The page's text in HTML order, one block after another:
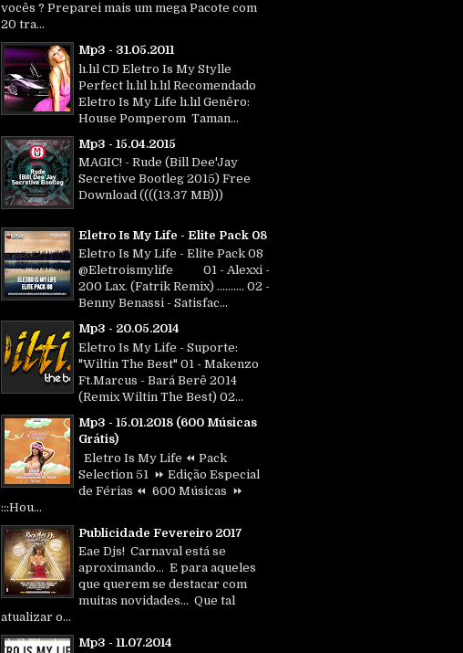
vocês ? Preparei mais um mega Pacote com
20 tra...
Mp3 - 31.05.2011
lı.lıl CD Eletro Is My Stylle
Perfect lı.lıl lı.lıl Recomendado
Eletro Is My Life lı.lıl Genêro:
House Pomperom Taman...
Mp3 - 15.04.2015
MAGIC! - Rude (Bill Dee'Jay
Secretive Bootleg 2015) Free
Download ((((13.37 MB)))
Eletro Is My Life - Elite Pack 08
Eletro Is My Life - Elite Pack 08
@Eletroismylife 01 - Alexxi -
200 Lax. (Fatrik Remix) .......... 02 -
Benny Benassi - Satisfac...
Mp3 - 20.05.2014
Eletro Is My Life - Suporte:
"Wiltin The Best" 01 - Makenzo
Ft.Marcus - Bará Berê 2014
(Remix Wiltin The Best) 02...
Mp3 - 15.01.2018 (600 Músicas
Grátis)
Eletro Is My Life ⏪ Pack
Selection 51 ⏩ Edição Especial
de Férias ⏪ 600 Músicas ⏩
:::Hou...
Publicidade Fevereiro 2017
Eae Djs! Carnaval está se
aproximando... E para aqueles
que querem se destacar com
muitas novidades... Que tal
atualizar o...
Mp3 - 11.07.2014